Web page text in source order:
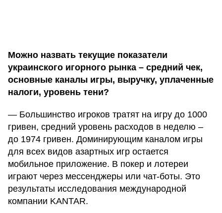
Можно назвать текущие показатели
украинского игорного рынка – средний чек,
основные каналы игры, выручку, уплаченные
налоги, уровень тени?
— Большинство игроков тратят на игру до 1000
гривен, средний уровень расходов в неделю –
до 1974 гривен. Доминирующим каналом игры
для всех видов азартных игр остается
мобильное приложение. В покер и лотереи
играют через мессенджеры или чат-боты. Это
результаты исследования международной
компании KANTAR.